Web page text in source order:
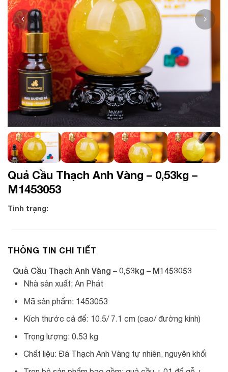
Quả Cầu Thạch Anh Vàng – 0,53kg –
M1453053
Tình trạng:
THÔNG TIN CHI TIẾT
Quả Cầu Thạch Anh Vàng – 0,53kg – M1453053
Nhà sản xuất: An Phát
Mã sản phẩm: 1453053
Kích thước cả đế: 10.5/ 7.1 cm (cao/ đường kính)
Trọng lượng: 0.53 kg
Chất liệu: Đá Thạch Anh Vàng tự nhiên, nguyên khối